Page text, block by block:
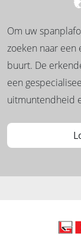
Om uw
zoeken naar
buurt. De
een
uitmuntendheid